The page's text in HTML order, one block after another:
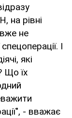
на рівні
не
І
які
Що їх
- вважає